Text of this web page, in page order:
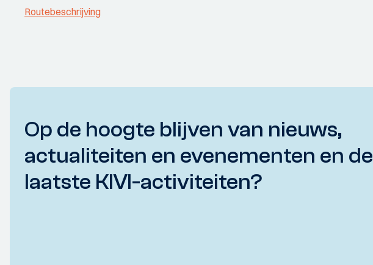
Routebeschrijving
Op de hoogte blijven van nieuws,
actualiteiten en evenementen en de
laatste KIVI-activiteiten?